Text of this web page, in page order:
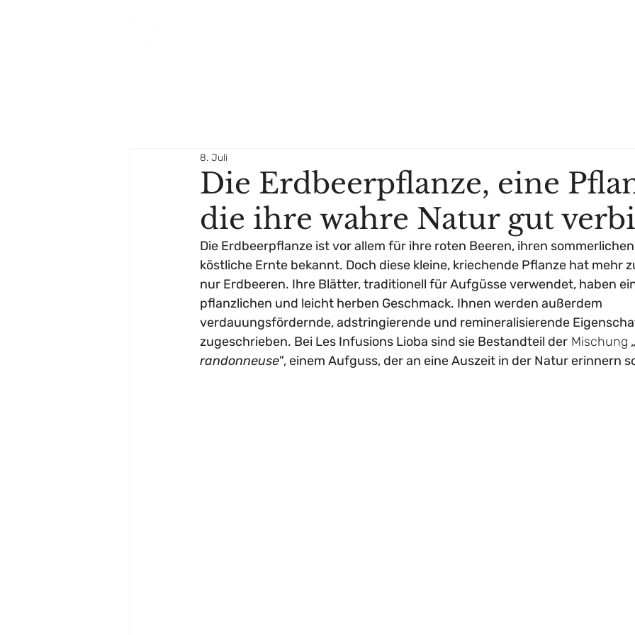
Die Erdbeerpflanze, eine
die ihre wahre Natur gut
8. Juli
Die Erdbeerpflanze ist vor allem für ihre roten Beeren, ihren
köstliche Ernte bekannt. Doch diese kleine, kriechende Pflanze hat mehr
nur Erdbeeren. Ihre Blätter, traditionell für Aufgüsse verwendet, haben
pflanzlichen und leicht herben Geschmack. Ihnen werden außerdem
verdauungsfördernde, adstringierende und remineralisierende
zugeschrieben. Bei Les Infusions Lioba sind sie Bestandteil der Mischung
randonneuse", einem Aufguss, der an eine Auszeit in der Natur erinnern